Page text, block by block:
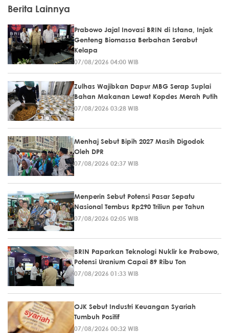
Berita Lainnya
Prabowo Jajal Inovasi BRIN di Istana, Injak
Genteng Biomassa Berbahan Serabut
Kelapa
07/08/2026 04:00 WIB
Zulhas Wajibkan Dapur MBG Serap Suplai
Bahan Makanan Lewat Kopdes Merah Putih
07/08/2026 03:28 WIB
Menhaj Sebut Bipih 2027 Masih Digodok
Oleh DPR
07/08/2026 02:37 WIB
Menperin Sebut Potensi Pasar Sepatu
Nasional Tembus Rp290 Triliun per Tahun
07/08/2026 02:05 WIB
BRIN Paparkan Teknologi Nuklir ke Prabowo,
Potensi Uranium Capai 89 Ribu Ton
07/08/2026 01:33 WIB
OJK Sebut Industri Keuangan Syariah
Tumbuh Positif
07/08/2026 00:32 WIB